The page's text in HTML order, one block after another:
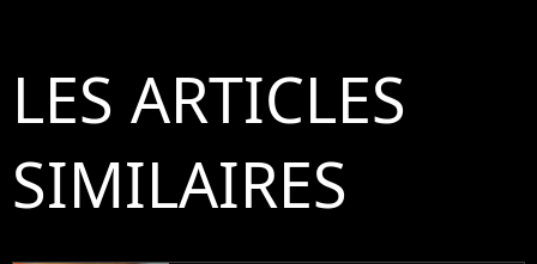
LES ARTICLES
SIMILAIRES